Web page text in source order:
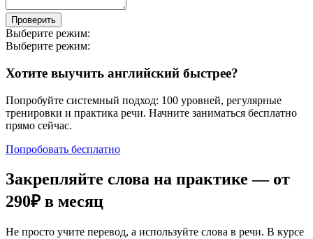
Проверить
Выберите режим:
Выберите режим:
Хотите выучить английский быстрее?
Попробуйте системный подход: 100 уровней, регулярные
тренировки и практика речи. Начните заниматься бесплатно
прямо сейчас.
Попробовать бесплатно
Закрепляйте слова на практике — от
290₽ в месяц
Не просто учите перевод, а используйте слова в речи. В курсе